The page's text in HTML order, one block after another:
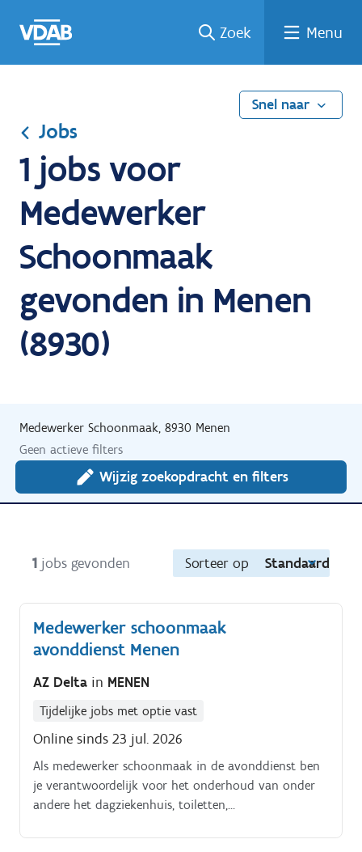
naar
een
een
job
naar
Zoek Menu
Snel naar
Jobs
1 jobs voor
Medewerker
Schoonmaak
gevonden in Menen
(8930)
Medewerker Schoonmaak, 8930 Menen
Geen actieve filters
Wijzig zoekopdracht en filters
1 jobs gevonden Sorteer op Standaard
Medewerker schoonmaak
avonddienst Menen
AZ Delta in MENEN
Tijdelijke jobs met optie vast
Online sinds 23 jul. 2026
Als medewerker schoonmaak in de avonddienst ben
je verantwoordelijk voor het onderhoud van onder
andere het dagziekenhuis, toiletten,
werkt zelfstandig volgens een werkschema met